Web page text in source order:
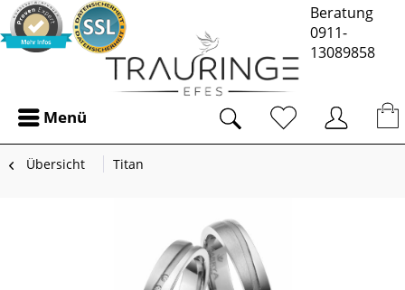
Beratung
0911-
13089858
Menü
Übersicht Titan